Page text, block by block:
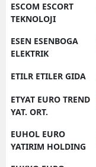
ESCOM ESCORT
TEKNOLOJI
ESEN ESENBOGA
ELEKTRIK
ETILR ETILER GIDA
ETYAT EURO TREND
YAT. ORT.
EUHOL EURO
YATIRIM HOLDING